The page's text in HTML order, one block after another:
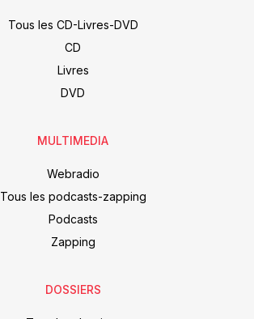
Tous les CD-Livres-DVD
CD
Livres
DVD
MULTIMEDIA
Webradio
Tous les podcasts-zapping
Podcasts
Zapping
DOSSIERS